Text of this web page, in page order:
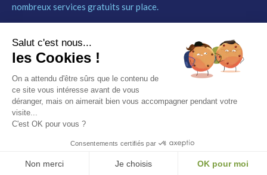
nombreux services gratuits sur place.
Le Campus
Les studios
Les services
Comment réserver
Contact
Partenaires
Mentions légales
contact@campusdebissy34.com
Route de Ganges 34980
Saint-Clément-de-Rivière
© Campus de Bissy –Mentions légales – byEtincelle
Salut c'est nous...
les Cookies !
On a attendu d'être sûrs que le contenu de
ce site vous intéresse avant de vous
déranger, mais on aimerait bien vous accompagner pendant votre
visite...
C'est OK pour vous ?
Consentements certifiés par
Non merci Je choisis OK pour moi